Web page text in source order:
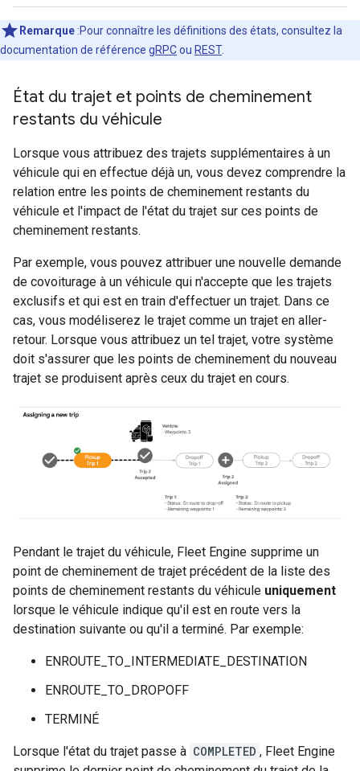
Remarque :Pour connaître les définitions des états, consultez la
documentation de référence gRPCou REST.
État du trajet et points de cheminement
restants du véhicule
Lorsque vous attribuez des trajets supplémentaires à un
véhicule qui en effectue déjà un, vous devez comprendre la
relation entre les points de cheminement restants du
véhicule et l'impact de l'état du trajet sur ces points de
cheminement restants.
Par exemple, vous pouvez attribuer une nouvelle demande
de covoiturage à un véhicule qui n'accepte que les trajets
exclusifs et qui est en train d'effectuer un trajet. Dans ce
cas, vous modéliserez le trajet comme un trajet en aller-
retour. Lorsque vous attribuez un tel trajet, votre système
doit s'assurer que les points de cheminement du nouveau
trajet se produisent après ceux du trajet en cours.
Pendant le trajet du véhicule, Fleet Engine supprime un
point de cheminement de trajet précédent de la liste des
points de cheminement restants du véhicule uniquement
lorsque le véhicule indique qu'il est en route vers la
destination suivante ou qu'il a terminé. Par exemple:
ENROUTE_TO_INTERMEDIATE_DESTINATION
ENROUTE_TO_DROPOFF
TERMINÉ
Lorsque l'état du trajet passe à COMPLETED , Fleet Engine